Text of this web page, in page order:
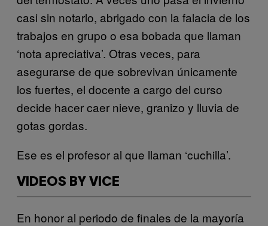
casi sin notarlo, abrigado con la falacia de los
trabajos en grupo o esa bobada que llaman
‘nota apreciativa’. Otras veces, para
asegurarse de que sobrevivan únicamente
los fuertes, el docente a cargo del curso
decide hacer caer nieve, granizo y lluvia de
gotas gordas.
Ese es el profesor al que llaman ‘cuchilla’.
VIDEOS BY VICE
En honor al periodo de finales de la mayoría